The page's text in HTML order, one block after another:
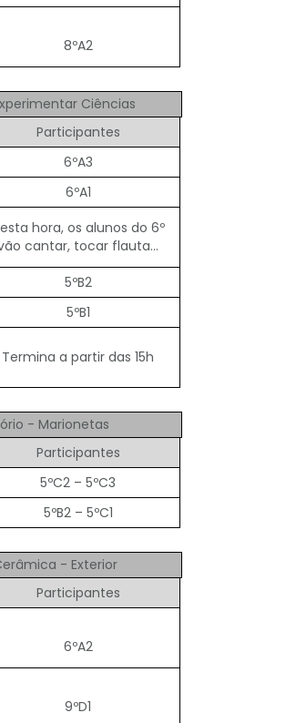
8ºA2
Ciências
Participantes
6ºA3
6ºA1
hora, os alunos do 6º
cantar, tocar flauta…
5ºB2
5ºB1
Termina a partir das 15h
- Marionetas
Participantes
5ºC2 – 5ºC3
5ºB2 – 5ºC1
- Exterior
Participantes
6ºA2
9ºD1